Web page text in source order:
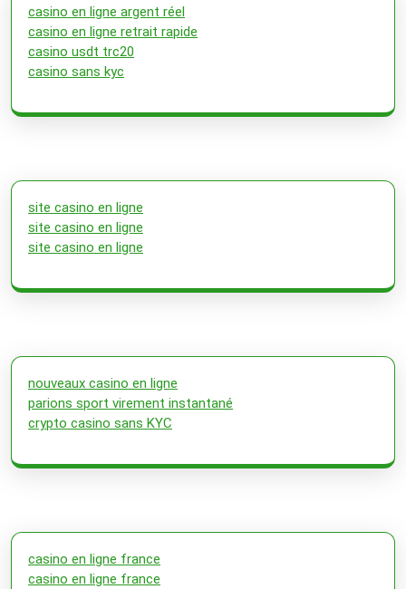
casino en ligne argent réel
casino en ligne retrait rapide
casino usdt trc20
casino sans kyc
site casino en ligne
site casino en ligne
site casino en ligne
nouveaux casino en ligne
parions sport virement instantané
crypto casino sans KYC
casino en ligne france
casino en ligne france